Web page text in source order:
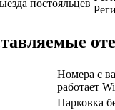
постояльцев
Номера с
работает
Парковка